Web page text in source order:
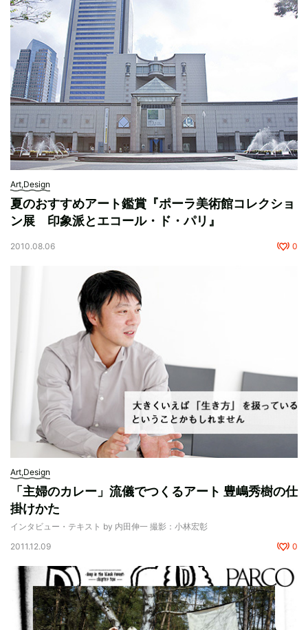
Art,Design
夏のおすすめアート鑑賞『ポーラ美術館コレクショ
ン展 印象派とエコール・ド・パリ』
2010.08.06 0
Art,Design
「主婦のカレー」流儀でつくるアート 豊嶋秀樹の仕
掛けかた
インタビュー・テキスト by 内田伸一 撮影：小林宏彰
2011.12.09
0